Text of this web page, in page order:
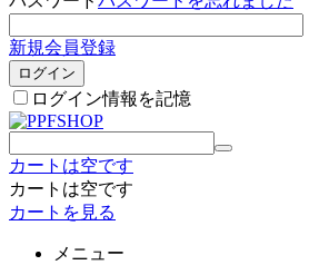
新規会員登録
ログイン
ログイン情報を記憶
カートは空です
カートは空です
カートを見る
メニュー